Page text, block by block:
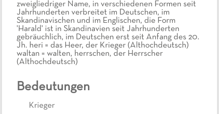
zweigliedriger Name, in verschiedenen Formen seit
Jahrhunderten verbreitet im Deutschen, im
Skandinavischen und im Englischen, die Form
'Harald' ist in Skandinavien seit Jahrhunderten
gebräuchlich, im Deutschen erst seit Anfang des 20.
Jh. heri = das Heer, der Krieger (Althochdeutsch)
waltan = walten, herrschen, der Herrscher
(Althochdeutsch)
Bedeutungen
Krieger